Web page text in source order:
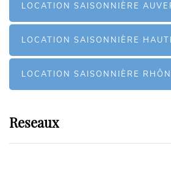
LOCATION SAISONNIÈRE
LOCATION SAISONNIÈRE
LOCATION SAISONNIÈRE
Reseaux